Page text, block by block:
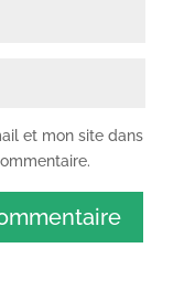
et mon site dans